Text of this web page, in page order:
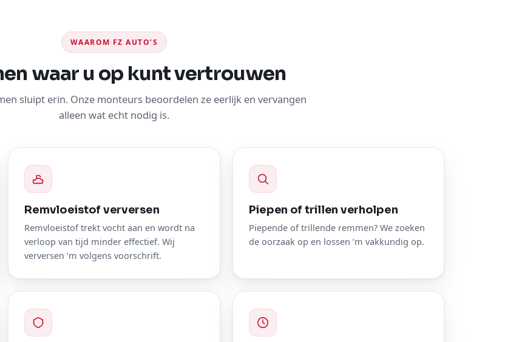
WAAROM FZ AUTO’S
waar u op kunt vertrouwen
sluipt erin. Onze monteurs beoordelen ze eerlijk en vervangen
alleen wat echt nodig is.
Remvloeistof verversen
Remvloeistof trekt vocht aan en wordt na
verloop van tijd minder effectief. Wij
verversen ’m volgens voorschrift.
Piepen of trillen verholpen
Piepende of trillende remmen? We zoeken
de oorzaak op en lossen ’m vakkundig op.